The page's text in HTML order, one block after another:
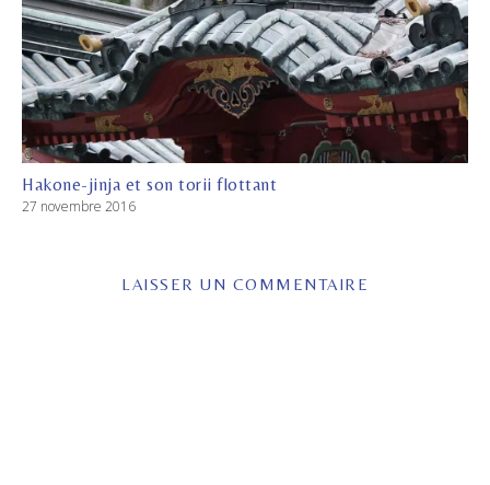
Hakone-jinja et son torii flottant
27 novembre 2016
LAISSER UN COMMENTAIRE